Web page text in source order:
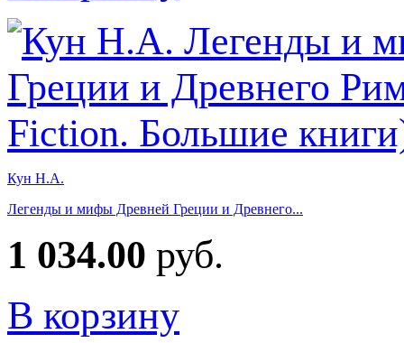
Кун Н.А.
Легенды и мифы Древней Греции и Древнего...
1 034.00 руб.
В корзину